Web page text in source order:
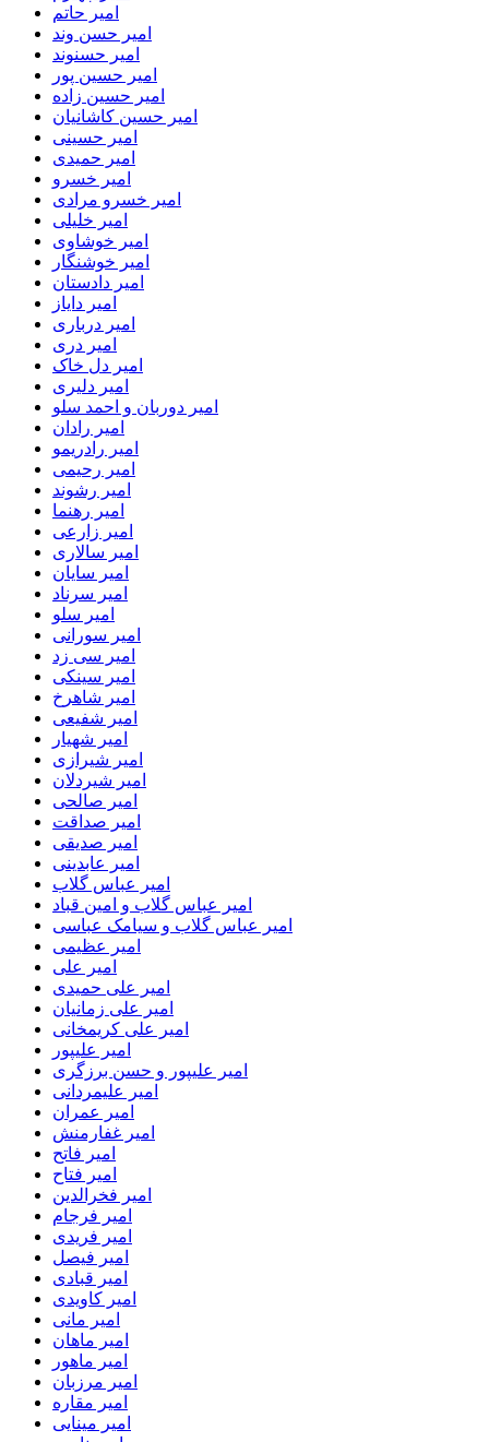
امیر حاتم
امیر حسن وند
امیر حسنوند
امیر حسین پور
امیر حسین زاده
امیر حسین کاشانیان
امیر حسینی
امیر حمیدی
امیر خسرو
امیر خسرو مرادی
امیر خلیلی
امیر خوشاوی
امیر خوشنگار
امیر دادستان
امیر دایاز
امیر درباری
امیر دری
امیر دل خاک
امیر دلیری
امیر دوربان و احمد سلو
امیر رادان
امیر رادریمو
امیر رحیمی
امیر رشوند
امیر رهنما
امیر زارعی
امیر سالاری
امیر سایان
امیر سرناد
امیر سلو
امیر سورانی
امیر سی زد
امیر سینکی
امیر شاهرخ
امیر شفیعی
امیر شهیار
امیر شیرازی
امیر شیردلان
امیر صالحی
امیر صداقت
امیر صدیقی
امیر عابدینی
امیر عباس گلاب
امیر عباس گلاب و امین قباد
امیر عباس گلاب و سیامک عباسی
امیر عظیمی
امیر علی
امیر علی حمیدی
امیر علی زمانیان
امیر علی کریمخانی
امیر علیپور
امیر علیپور و حسن برزگری
امیر علیمردانی
امیر عمران
امیر غفارمنش
امیر فاتح
امیر فتاح
امیر فخرالدین
امیر فرجام
امیر فریدی
امیر فیصل
امیر قبادی
امیر کاویدی
امیر مانی
امیر ماهان
امیر ماهور
امیر مرزبان
امیر مقاره
امیر مینایی